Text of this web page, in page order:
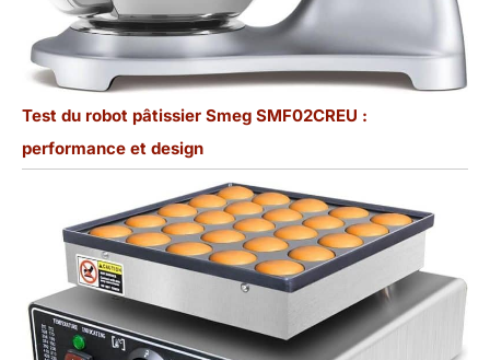
Test du robot pâtissier Smeg SMF02CREU :
performance et design